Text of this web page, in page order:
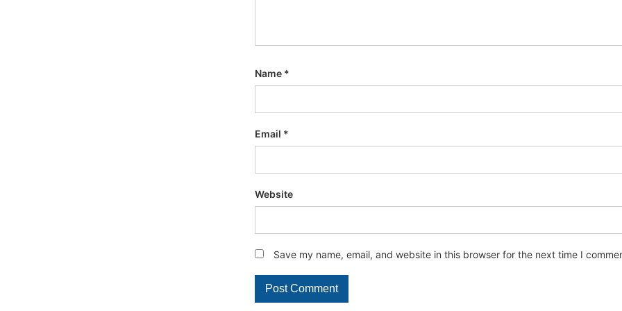
Name *
Email *
Website
Save my name, email, and website in this browser for the next time I